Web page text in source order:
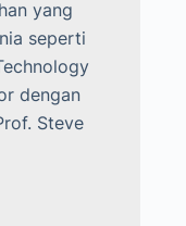
yang
seperti
dengan
Steve